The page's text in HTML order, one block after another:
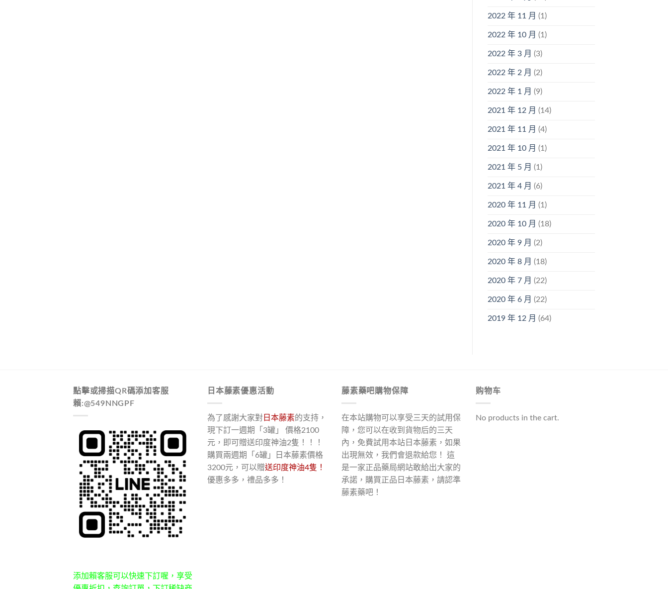
2022 年 11 月 (1)
2022 年 10 月 (1)
2022 年 3 月 (3)
2022 年 2 月 (2)
2022 年 1 月 (9)
2021 年 12 月 (14)
2021 年 11 月 (4)
2021 年 10 月 (1)
2021 年 5 月 (1)
2021 年 4 月 (6)
2020 年 11 月 (1)
2020 年 10 月 (18)
2020 年 9 月 (2)
2020 年 8 月 (18)
2020 年 7 月 (22)
2020 年 6 月 (22)
2019 年 12 月 (64)
點擊或掃描QR碼添加客服
賴:@549NNGPF
添加賴客服可以快速下訂喔，享受
日本藤素優惠活動
為了感謝大家對 日本藤素的支持，
現下訂一週期「3罐」 價格2100
元，即可贈送印度神油2隻！！！
購買兩週期「6罐」日本藤素價格
3200元，可以贈送印度神油4隻！
優惠多多，禮品多多！
藤素藥吧購物保障
在本站購物可以享受三天的試用保
障，您可以在收到貨物后的三天
內，免費試用本站日本藤素，如果
出現無效，我們會退款給您！ 這
是一家正品藥局網站敢給出大家的
承諾，購買正品日本藤素，請認準
藤素藥吧！
购物车
No products in the cart.